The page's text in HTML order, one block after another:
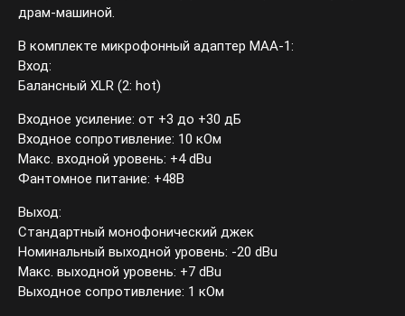
драм-машиной.
В комплекте микрофонный адаптер MAA-1:
Вход:
Балансный XLR (2: hot)
Входное усиление: от +3 до +30 дБ
Входное сопротивление: 10 кОм
Макс. входной уровень: +4 dBu
Фантомное питание: +48В
Выход:
Стандартный монофонический джек
Номинальный выходной уровень: -20 dBu
Макс. выходной уровень: +7 dBu
Выходное сопротивление: 1 кОм